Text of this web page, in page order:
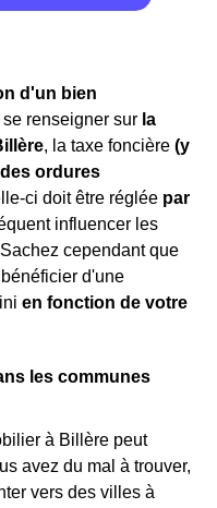
d'un bien
renseigner sur la
, la taxe foncière (y
ordures
ci doit être réglée par
influencer les
cependant que
d'une
en fonction de votre
les communes
à Billère peut
avez du mal à trouver,
vers des villes à